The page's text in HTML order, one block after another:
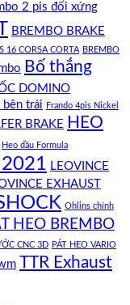
2 pis đối xứng
BREMBO BRAKE
16 CORSA CORTA BREMBO
Bố thắng
DOMINO
trái Frando 4pis Nickel
BRAKE HEO
Heo dầu Formula
2021 LEOVINCE
EXHAUST
Ohlins chính
HEO BREMBO
CNC 3D PÁT HEO VARIO
TTR Exhaust